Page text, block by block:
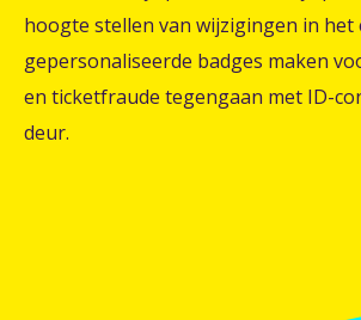
hoogte stellen van wijzigingen in het
gepersonaliseerde badges maken
en ticketfraude tegengaan met ID-
deur.